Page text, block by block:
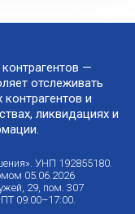
—
отслеживать
и
ликвидациях и
УНП 192855180.
05.06.2026
29, пом. 307
09:00–17:00.